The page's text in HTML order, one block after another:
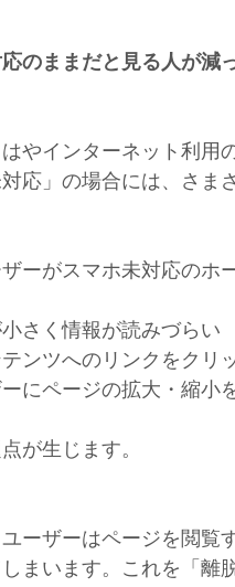
のままだと見る人が減
やインターネット利用
対応」の場合には、さま
ーがスマホ未対応のホ
さく情報が読みづらい
ンツへのリンクをクリ
にページの拡大・縮小
が生じます。
ーザーはページを閲覧
まいます。これを「離